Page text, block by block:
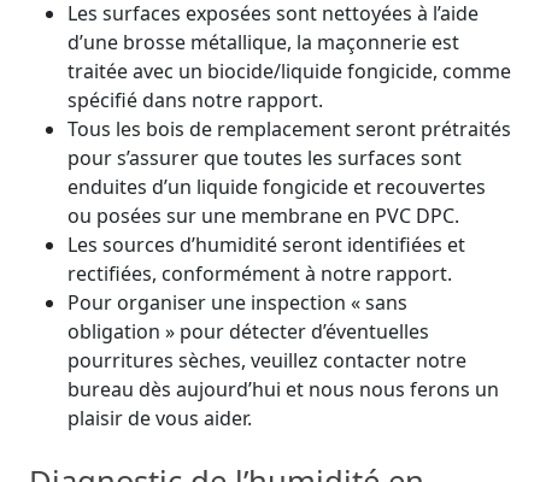
Les surfaces exposées sont nettoyées à l’aide
d’une brosse métallique, la maçonnerie est
traitée avec un biocide/liquide fongicide, comme
spécifié dans notre rapport.
Tous les bois de remplacement seront prétraités
pour s’assurer que toutes les surfaces sont
enduites d’un liquide fongicide et recouvertes
ou posées sur une membrane en PVC DPC.
Les sources d’humidité seront identifiées et
rectifiées, conformément à notre rapport.
Pour organiser une inspection « sans
obligation » pour détecter d’éventuelles
pourritures sèches, veuillez contacter notre
bureau dès aujourd’hui et nous nous ferons un
plaisir de vous aider.